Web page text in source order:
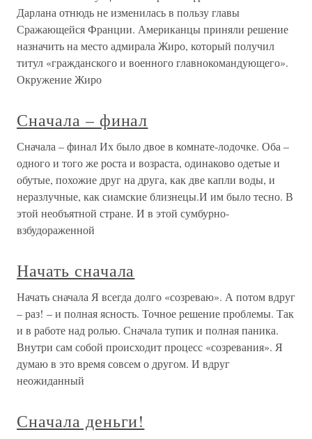
Дарлана отнюдь не изменилась в пользу главы
Сражающейся Франции. Американцы приняли решение
назначить на место адмирала Жиро, который получил
титул «гражданского и военного главнокомандующего».
Окружение Жиро
Сначала – финал
Сначала – финал Их было двое в комнате-лодочке. Оба –
одного и того же роста и возраста, одинаково одетые и
обутые, похожие друг на друга, как две капли воды, и
неразлучные, как сиамские близнецы.И им было тесно. В
этой необъятной стране. И в этой сумбурно-
взбудораженной
Начать сначала
Начать сначала Я всегда долго «созреваю». А потом вдруг
– раз! – и полная ясность. Точное решение проблемы. Так
и в работе над ролью. Сначала тупик и полная паника.
Внутри сам собой происходит процесс «созревания». Я
думаю в это время совсем о другом. И вдруг
неожиданный
Сначала деньги!